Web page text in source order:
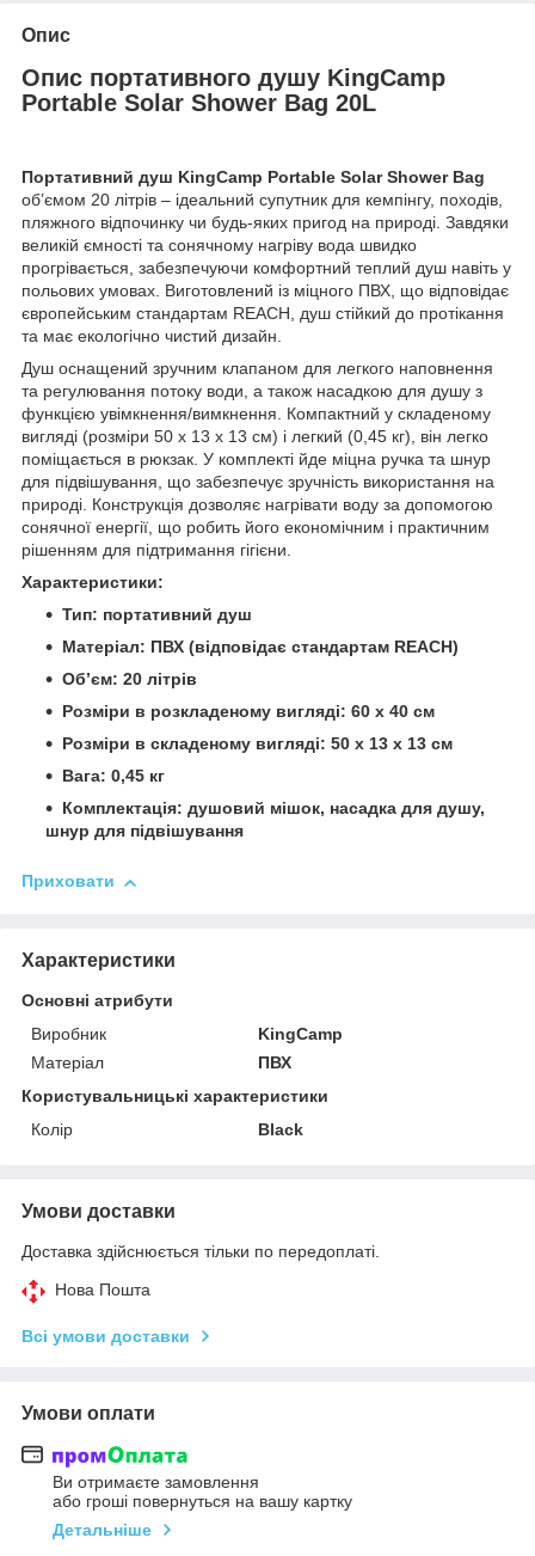
Опис
Опис портативного душу KingCamp
Portable Solar Shower Bag 20L
Портативний душ KingCamp Portable Solar Shower Bag
об’ємом 20 літрів – ідеальний супутник для кемпінгу, походів,
пляжного відпочинку чи будь-яких пригод на природі. Завдяки
великій ємності та сонячному нагріву вода швидко
прогрівається, забезпечуючи комфортний теплий душ навіть у
польових умовах. Виготовлений із міцного ПВХ, що відповідає
європейським стандартам REACH, душ стійкий до протікання
та має екологічно чистий дизайн.
Душ оснащений зручним клапаном для легкого наповнення
та регулювання потоку води, а також насадкою для душу з
функцією увімкнення/вимкнення. Компактний у складеному
вигляді (розміри 50 x 13 x 13 см) і легкий (0,45 кг), він легко
поміщається в рюкзак. У комплекті йде міцна ручка та шнур
для підвішування, що забезпечує зручність використання на
природі. Конструкція дозволяє нагрівати воду за допомогою
сонячної енергії, що робить його економічним і практичним
рішенням для підтримання гігієни.
Характеристики:
Тип: портативний душ
Матеріал: ПВХ (відповідає стандартам REACH)
Об’єм: 20 літрів
Розміри в розкладеному вигляді: 60 x 40 см
Розміри в складеному вигляді: 50 x 13 x 13 см
Вага: 0,45 кг
Комплектація: душовий мішок, насадка для душу,
шнур для підвішування
Приховати
Характеристики
Основні атрибути
Виробник
KingCamp
Матеріал
ПВХ
Користувальницькі характеристики
Колір
Black
Умови доставки
Доставка здійснюється тільки по передоплаті.
Нова Пошта
Всі умови доставки
Умови оплати
Ви отримаєте замовлення
або гроші повернуться на вашу картку
Детальніше